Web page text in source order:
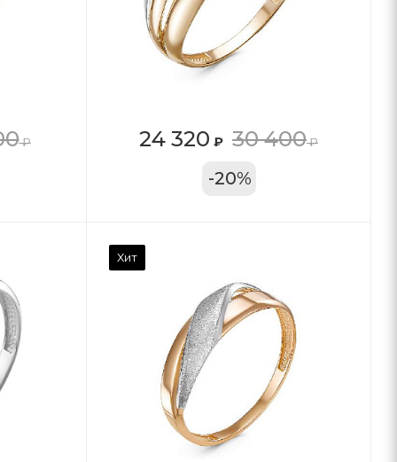
₽ 24 320 ₽ 30 400₽
-20%
Хит